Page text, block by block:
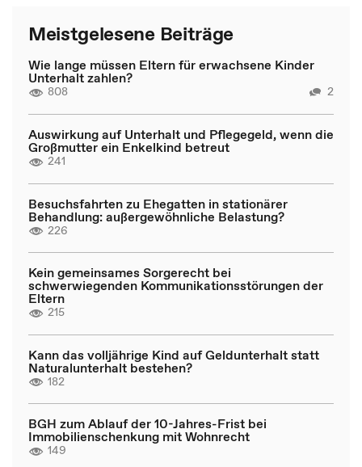
Meistgelesene Beiträge
Wie lange müssen Eltern für erwachsene Kinder
Unterhalt zahlen?
808 2
Auswirkung auf Unterhalt und Pflegegeld, wenn die
Großmutter ein Enkelkind betreut
241
Besuchsfahrten zu Ehegatten in stationärer
Behandlung: außergewöhnliche Belastung?
226
Kein gemeinsames Sorgerecht bei
schwerwiegenden Kommunikationsstörungen der
Eltern
215
Kann das volljährige Kind auf Geldunterhalt statt
Naturalunterhalt bestehen?
182
BGH zum Ablauf der 10-Jahres-Frist bei
Immobilienschenkung mit Wohnrecht
149